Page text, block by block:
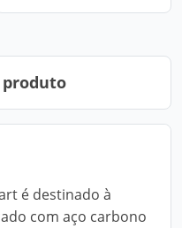
é destinado à
com aço carbono